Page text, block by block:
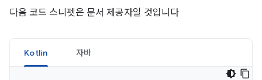
다음 코드 스니펫은 문서 제공자일 것입니다
Kotlin 자바